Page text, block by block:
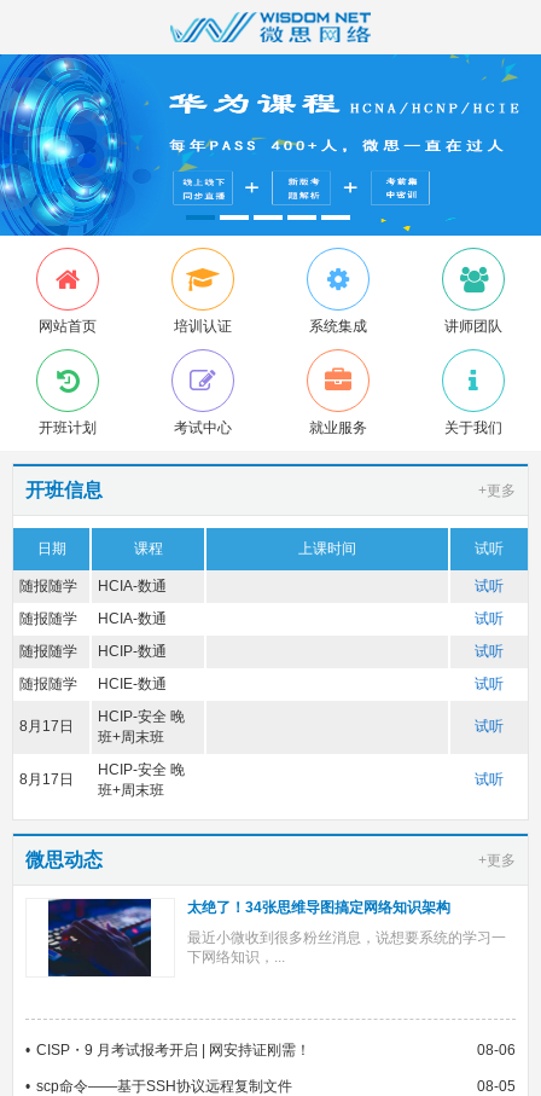
网站首页 培训认证 系统集成 讲师团队
开班计划 考试中心 就业服务 关于我们
开班信息 +更多
日期 课程 上课时间 试听
随报随学 HCIA-数通
试听
随报随学
HCIA-数通
试听
随报随学
HCIP-数通
试听
随报随学
HCIE-数通 试听
8月17日
HCIP-安全 晚
班+周末班
试听
8月17日
HCIP-安全 晚
班+周末班
试听
微思动态 +更多
太绝了！34张思维导图搞定网络知识架构
最近小微收到很多粉丝消息，说想要系统的学习一
下网络知识，...
CISP・9 月考试报考开启 | 网安持证刚需！ 08-06
scp命令——基于SSH协议远程复制文件 08-05